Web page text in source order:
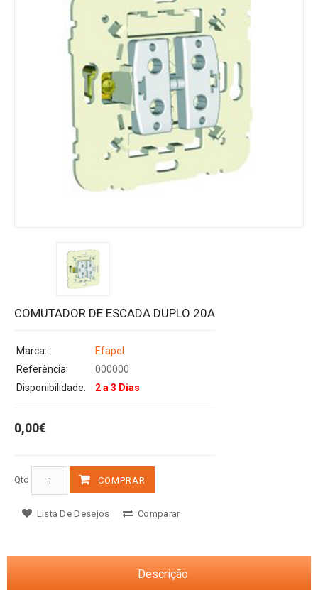
COMUTADOR DE ESCADA DUPLO 20A
Marca:
Efapel
Referência:
000000
Disponibilidade:
2 a 3 Dias
0,00€
Qtd COMPRAR
Lista De Desejos Comparar
Descrição